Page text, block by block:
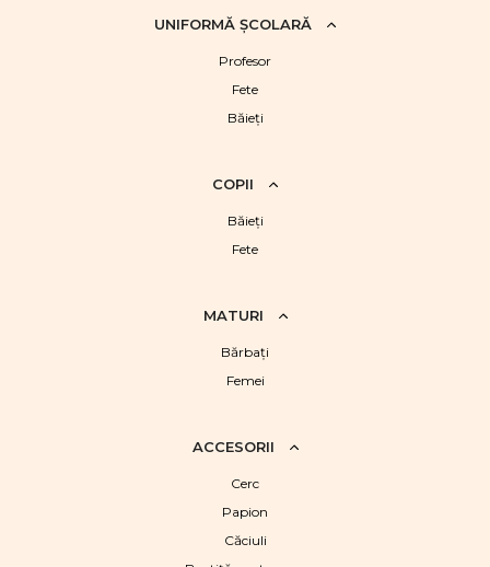
UNIFORMĂ ŞCOLARĂ
Profesor
Fete
Băieţi
COPII
Băieţi
Fete
MATURI
Bărbaţi
Femei
ACCESORII
Cerc
Papion
Căciuli